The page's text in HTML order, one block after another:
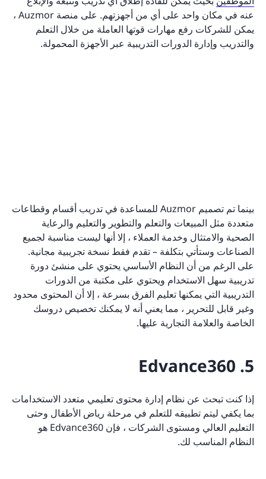
عنه في مكان واحد على أي من أجهزتهم. على منصة Auzmor ،
يمكن للشركات رفع مهارات قوتها العاملة من خلال التعلم
والتدريب وإدارة الدورات التدريبية عبر الأجهزة المحمولة.
بينما تم تصميم Auzmor للمساعدة في تدريب أقسام وقطاعات
متعددة مثل المبيعات والتعلم والتطوير والتعليم والرعاية
الصحية والامتثال وخدمة العملاء ، إلا أنها ليست مناسبة لجميع
الصناعات وستأتي بتكلفة – تقدم فقط نسخة تجريبية مجانية.
على الرغم من أن النظام الأساسي يحتوي على منشئ دورة
تدريبية سهل الاستخدام ويحتوي على مكتبة من الدورات
التدريبية التي يمكنها تعليم الفرق بسرعة ، إلا أن المحتوى محدود
وغير قابل للتحرير ، مما يعني أنه لا يمكنك تخصيص دروسك
الخاصة والعلامة التجارية عليها.
5. Edvance360
إذا كنت تبحث عن نظام إدارة محتوى تعليمي متعدد الاستخدامات
بما يكفي ليتم تطبيقه للتعلم في مرحلة رياض الأطفال وحتى
التعليم العالي ومستوى الشركات ، فإن Edvance360 هو
النظام المناسب لك.